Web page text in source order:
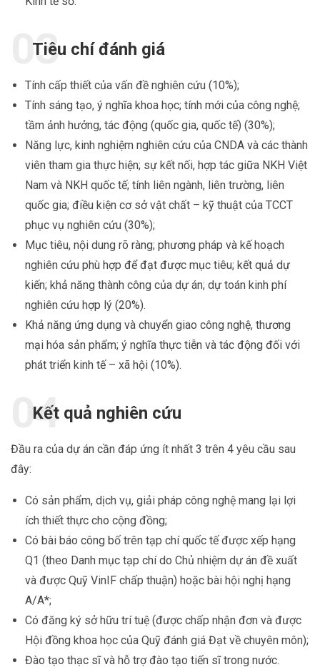
Tiêu chí đánh giá
Tính cấp thiết của vấn đề nghiên cứu (10%);
Tính sáng tạo, ý nghĩa khoa học; tính mới của công nghệ;
tầm ảnh hưởng, tác động (quốc gia, quốc tế) (30%);
Năng lực, kinh nghiệm nghiên cứu của CNDA và các thành
viên tham gia thực hiện; sự kết nối, hợp tác giữa NKH Việt
Nam và NKH quốc tế; tính liên ngành, liên trường, liên
quốc gia; điều kiện cơ sở vật chất – kỹ thuật của TCCT
phục vụ nghiên cứu (30%);
Mục tiêu, nội dung rõ ràng; phương pháp và kế hoạch
nghiên cứu phù hợp để đạt được mục tiêu; kết quả dự
kiến; khả năng thành công của dự án; dự toán kinh phí
nghiên cứu hợp lý (20%).
Khả năng ứng dụng và chuyển giao công nghệ, thương
mại hóa sản phẩm; ý nghĩa thực tiễn và tác động đối với
phát triển kinh tế – xã hội (10%).
Kết quả nghiên cứu
Đầu ra của dự án cần đáp ứng ít nhất 3 trên 4 yêu cầu sau
đây:
Có sản phẩm, dịch vụ, giải pháp công nghệ mang lại lợi
ích thiết thực cho cộng đồng;
Có bài báo công bố trên tạp chí quốc tế được xếp hạng
Q1 (theo Danh mục tạp chí do Chủ nhiệm dự án đề xuất
và được Quỹ VinIF chấp thuận) hoặc bài hội nghị hạng
A/A*;
Có đăng ký sở hữu trí tuệ (được chấp nhận đơn và được
Hội đồng khoa học của Quỹ đánh giá Đạt về chuyên môn);
Đào tạo thạc sĩ và hỗ trợ đào tạo tiến sĩ trong nước.